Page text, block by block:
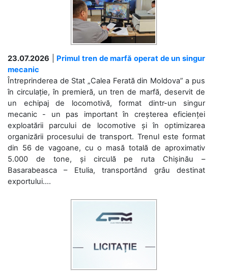
23.07.2026
Primul tren de marfă operat de un singur
mecanic
Întreprinderea de Stat „Calea Ferată din Moldova” a pus
în circulație, în premieră, un tren de marfă, deservit de
un echipaj de locomotivă, format dintr-un singur
mecanic - un pas important în creșterea eficienței
exploatării parcului de locomotive și în optimizarea
organizării procesului de transport. Trenul este format
din 56 de vagoane, cu o masă totală de aproximativ
5.000 de tone, și circulă pe ruta Chișinău –
Basarabeasca – Etulia, transportând grâu destinat
exportului....